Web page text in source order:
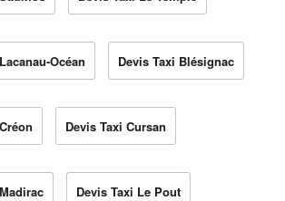
Océan Devis Taxi Blésignac
Devis Taxi Cursan
Devis Taxi Le Pout